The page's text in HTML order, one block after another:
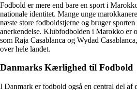
Fodbold er mere end bare en sport i
nationale identitet. Mange unge
næste store fodboldstjerne og bruger
anerkendelse. Klubfodbolden i Marokko er
som Raja Casablanca og Wydad
over hele landet.
Danmarks Kærlighed til Fodbold
I Danmark er fodbold også en central del af